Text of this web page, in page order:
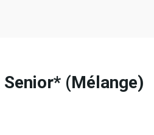
(Mélange)